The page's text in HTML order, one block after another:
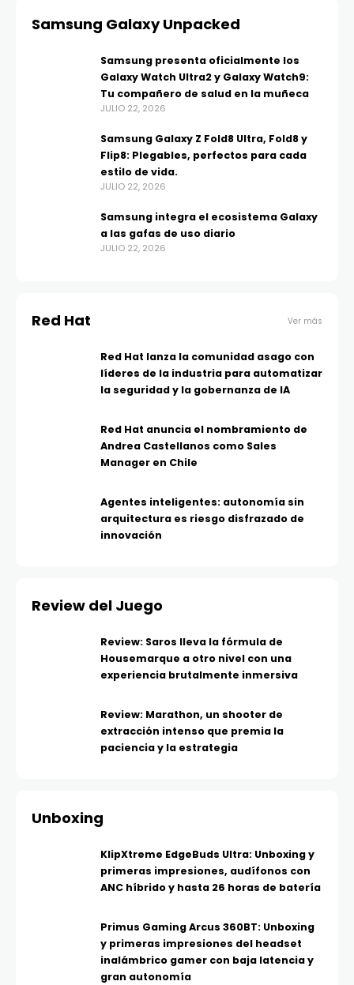
Samsung Galaxy Unpacked
Samsung presenta oficialmente los
Galaxy Watch Ultra2 y Galaxy Watch9:
Tu compañero de salud en la muñeca
JULIO 22, 2026
Samsung Galaxy Z Fold8 Ultra, Fold8 y
Flip8: Plegables, perfectos para cada
estilo de vida.
JULIO 22, 2026
Samsung integra el ecosistema Galaxy
a las gafas de uso diario
JULIO 22, 2026
Red Hat Ver más
Red Hat lanza la comunidad asago con
líderes de la industria para automatizar
la seguridad y la gobernanza de IA
Red Hat anuncia el nombramiento de
Andrea Castellanos como Sales
Manager en Chile
Agentes inteligentes: autonomía sin
arquitectura es riesgo disfrazado de
innovación
Review del Juego
Review: Saros lleva la fórmula de
Housemarque a otro nivel con una
experiencia brutalmente inmersiva
Review: Marathon, un shooter de
extracción intenso que premia la
paciencia y la estrategia
Unboxing
KlipXtreme EdgeBuds Ultra: Unboxing y
primeras impresiones, audífonos con
ANC híbrido y hasta 26 horas de batería
Primus Gaming Arcus 360BT: Unboxing
y primeras impresiones del headset
inalámbrico gamer con baja latencia y
gran autonomía